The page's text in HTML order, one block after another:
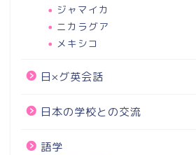
ジャマイカ
ニカラグア
メキシコ
日×グ英会話
日本の学校との交流
語学